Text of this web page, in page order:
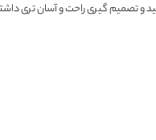
و تصمیم گیری راحت و آسان تری